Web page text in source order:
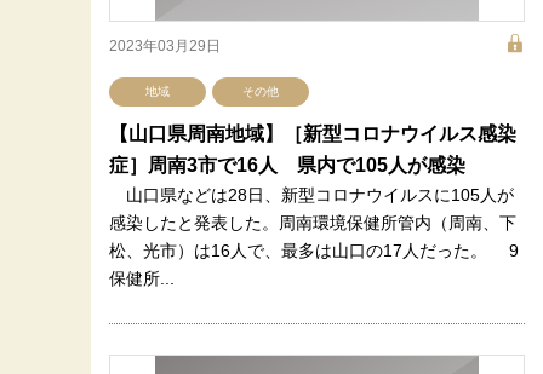
2023年03月29日
地域 その他
【山口県周南地域】［新型コロナウイルス感染
症］周南3市で16人 県内で105人が感染
山口県などは28日、新型コロナウイルスに105人が
感染したと発表した。周南環境保健所管内（周南、下
松、光市）は16人で、最多は山口の17人だった。 9
保健所...